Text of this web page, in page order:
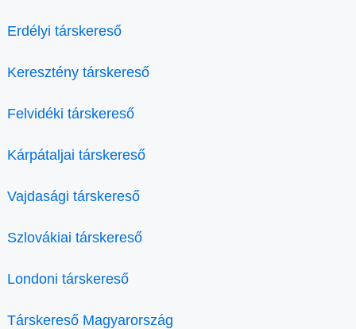
Erdélyi társkereső
Keresztény társkereső
Felvidéki társkereső
Kárpátaljai társkereső
Vajdasági társkereső
Szlovákiai társkereső
Londoni társkereső
Társkereső Magyarország